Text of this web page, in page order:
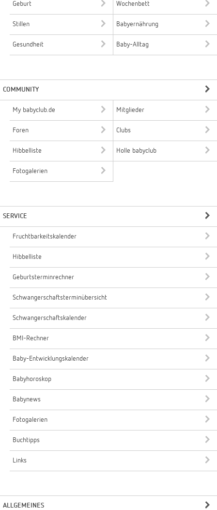
Geburt Wochenbett
Stillen Babyernährung
Gesundheit Baby-Alltag
COMMUNITY
My babyclub.de Mitglieder
Foren Clubs
Hibbelliste Holle babyclub
Fotogalerien
SERVICE
Fruchtbarkeitskalender
Hibbelliste
Geburtsterminrechner
Schwangerschaftsterminübersicht
Schwangerschaftskalender
BMI-Rechner
Baby-Entwicklungskalender
Babyhoroskop
Babynews
Fotogalerien
Buchtipps
Links
ALLGEMEINES